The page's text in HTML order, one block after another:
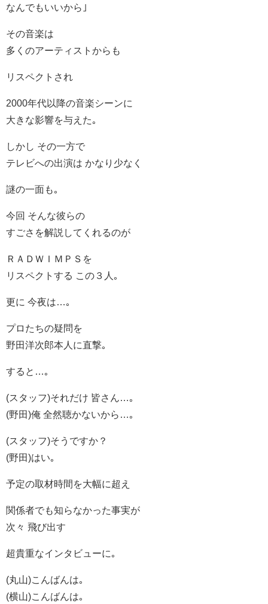
なんでもいいから｣
その音楽は
多くのアーティストからも
リスペクトされ
2000年代以降の音楽シーンに
大きな影響を与えた｡
しかし その一方で
テレビへの出演は かなり少なく
謎の一面も｡
今回 そんな彼らの
すごさを解説してくれるのが
ＲＡＤＷＩＭＰＳを
リスペクトする この３人｡
更に 今夜は…｡
プロたちの疑問を
野田洋次郎本人に直撃｡
すると…｡
(スタッフ)それだけ 皆さん…｡
(野田)俺 全然聴かないから…｡
(スタッフ)そうですか？
(野田)はい｡
予定の取材時間を大幅に超え
関係者でも知らなかった事実が
次々 飛び出す
超貴重なインタビューに｡
(丸山)こんばんは｡
(横山)こんばんは｡